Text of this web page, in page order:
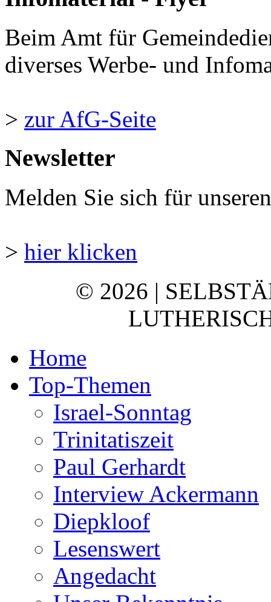
Beim Amt für
diverses Werbe- und
> zur AfG-Seite
Newsletter
Melden Sie sich für
> hier klicken
© 2026 |
Home
Top-Themen
Israel-Sonntag
Trinitatiszeit
Paul Gerhardt
Interview Ackermann
Diepkloof
Lesenswert
Angedacht